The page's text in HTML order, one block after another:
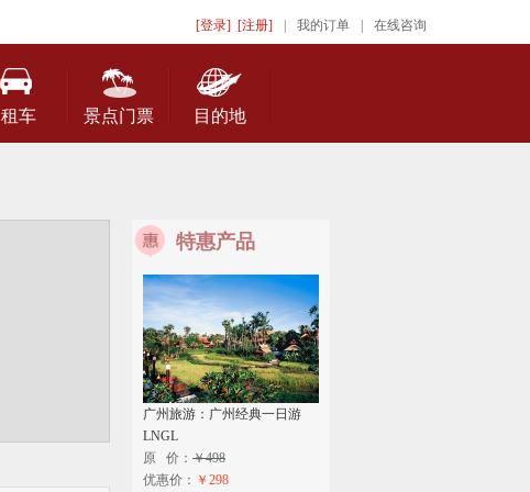
[登录] [注册] 我的订单 在线咨询
租车 景点门票 目的地
特惠产品
广州旅游：广州经典一日游
LNGL
原 价： ￥498
优惠价： ￥298